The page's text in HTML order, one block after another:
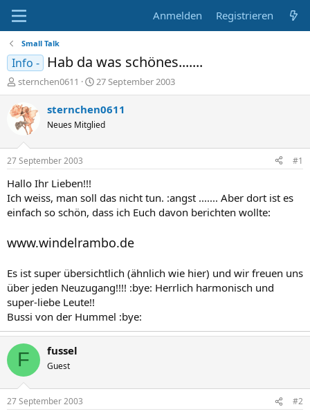
Anmelden Registrieren
Small Talk
Info - Hab da was schönes.......
E
r
s
t
e
e
r
sternchen0611
E
r
s
e
t
m
27 September 2003
sternchen0611
Neues Mitglied
27 September 2003 #1
Hallo Ihr Lieben!!!
Ich weiss, man soll das nicht tun. :angst ....... Aber dort ist es
einfach so schön, dass ich Euch davon berichten wollte:
www.windelrambo.de
Es ist super übersichtlich (ähnlich wie hier) und wir freuen uns
über jeden Neuzugang!!!! :bye: Herrlich harmonisch und
super-liebe Leute!!
Bussi von der Hummel :bye:
F fussel
Guest
27 September 2003 #2